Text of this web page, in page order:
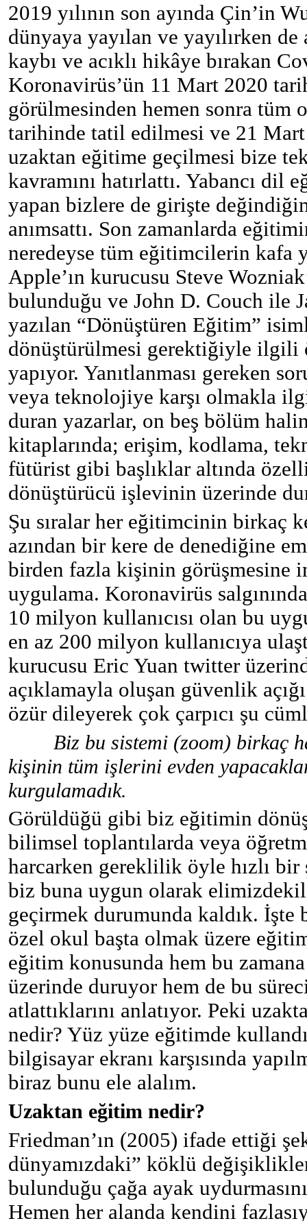
2019 yılının son ayında Çin’in
dünyaya yayılan ve yayılırken de
kaybı ve acıklı hikâye bırakan
Koronavirüs’ün 11 Mart 2020
görülmesinden hemen sonra tüm
tarihinde tatil edilmesi ve 21
uzaktan eğitime geçilmesi bize
kavramını hatırlattı. Yabancı dil
yapan bizlere de girişte
anımsattı. Son zamanlarda
neredeyse tüm eğitimcilerin kafa
Apple’ın kurucusu Steve
bulunduğu ve John D. Couch ile
yazılan “Dönüştüren Eğitim”
dönüştürülmesi gerektiğiyle ilgili
yapıyor. Yanıtlanması gereken
veya teknolojiye karşı olmakla
duran yazarlar, on beş bölüm
kitaplarında; erişim, kodlama,
fütürist gibi başlıklar altında
dönüştürücü işlevinin üzerinde
Şu sıralar her eğitimcinin birkaç
azından bir kere de denediğine
birden fazla kişinin görüşmesine
uygulama. Koronavirüs
10 milyon kullanıcısı olan bu
en az 200 milyon kullanıcıya
kurucusu Eric Yuan twitter
açıklamayla oluşan güvenlik
özür dileyerek çok çarpıcı şu
Biz bu sistemi (zoom) birkaç
kişinin tüm işlerini evden
kurgulamadık.
Görüldüğü gibi biz eğitimin
bilimsel toplantılarda veya
harcarken gereklilik öyle hızlı bir
biz buna uygun olarak
geçirmek durumunda kaldık.
özel okul başta olmak üzere
eğitim konusunda hem bu zamana
üzerinde duruyor hem de bu
atlattıklarını anlatıyor. Peki
nedir? Yüz yüze eğitimde
bilgisayar ekranı karşısında
biraz bunu ele alalım.
Uzaktan eğitim nedir?
Friedman’ın (2005) ifade ettiği
dünyamızdaki” köklü
bulunduğu çağa ayak
Hemen her alanda kendini